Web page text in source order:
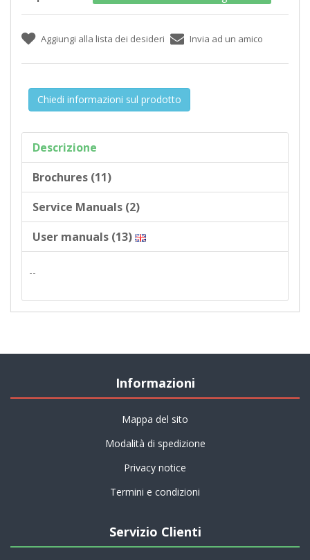
Chiedi informazioni sul prodotto
Descrizione
Brochures (11)
Service Manuals (2)
User manuals (13)
--
Informazioni
Mappa del sito
Modalità di spedizione
Privacy notice
Termini e condizioni
Servizio Clienti